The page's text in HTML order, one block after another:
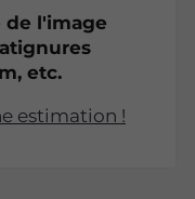
de l'image
etc.
estimation !